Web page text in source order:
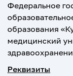
Федеральное
образования
медицинский
Реквизиты